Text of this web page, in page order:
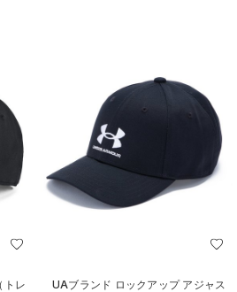
トレ
UAブランド ロックアップ アジャス